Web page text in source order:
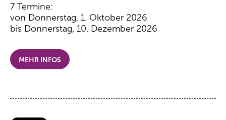
7 Termine:
von Donnerstag, 1. Oktober 2026
bis Donnerstag, 10. Dezember 2026
MEHR INFOS